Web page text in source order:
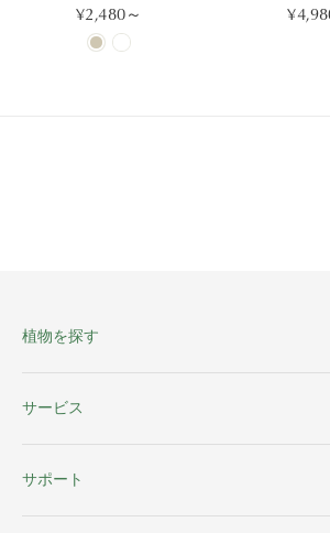
¥2,480～
植物を探す
サービス
サポート